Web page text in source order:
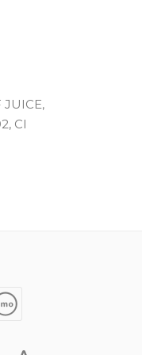
JUICE,
CI